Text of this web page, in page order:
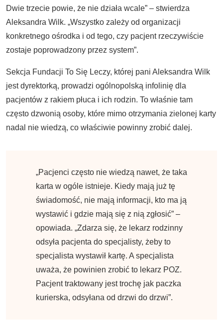
Dwie trzecie powie, że nie działa wcale” – stwierdza
Aleksandra Wilk. „Wszystko zależy od organizacji
konkretnego ośrodka i od tego, czy pacjent rzeczywiście
zostaje poprowadzony przez system”.
Sekcja Fundacji To Się Leczy, której pani Aleksandra Wilk
jest dyrektorką, prowadzi ogólnopolską infolinię dla
pacjentów z rakiem płuca i ich rodzin. To właśnie tam
często dzwonią osoby, które mimo otrzymania zielonej karty
nadal nie wiedzą, co właściwie powinny zrobić dalej.
„Pacjenci często nie wiedzą nawet, że taka
karta w ogóle istnieje. Kiedy mają już tę
świadomość, nie mają informacji, kto ma ją
wystawić i gdzie mają się z nią zgłosić” –
opowiada. „Zdarza się, że lekarz rodzinny
odsyła pacjenta do specjalisty, żeby to
specjalista wystawił kartę. A specjalista
uważa, że powinien zrobić to lekarz POZ.
Pacjent traktowany jest trochę jak paczka
kurierska, odsyłana od drzwi do drzwi”.